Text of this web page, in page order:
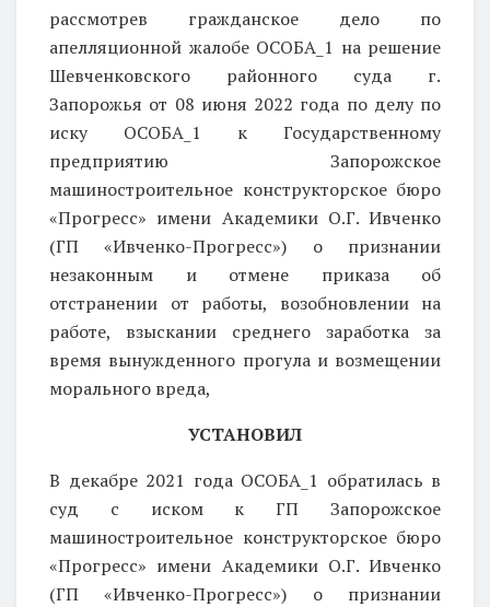
рассмотрев гражданское дело по
апелляционной жалобе ОСОБА_1 на решение
Шевченковского районного суда г.
Запорожья от 08 июня 2022 года по делу по
иску ОСОБА_1 к Государственному
предприятию Запорожское
машиностроительное конструкторское бюро
«Прогресс» имени Академики О.Г. Ивченко
(ГП «Ивченко-Прогресс») о признании
незаконным и отмене приказа об
отстранении от работы, возобновлении на
работе, взыскании среднего заработка за
время вынужденного прогула и возмещении
морального вреда,
УСТАНОВИЛ
В декабре 2021 года ОСОБА_1 обратилась в
суд с иском к ГП Запорожское
машиностроительное конструкторское бюро
«Прогресс» имени Академики О.Г. Ивченко
(ГП «Ивченко-Прогресс») о признании